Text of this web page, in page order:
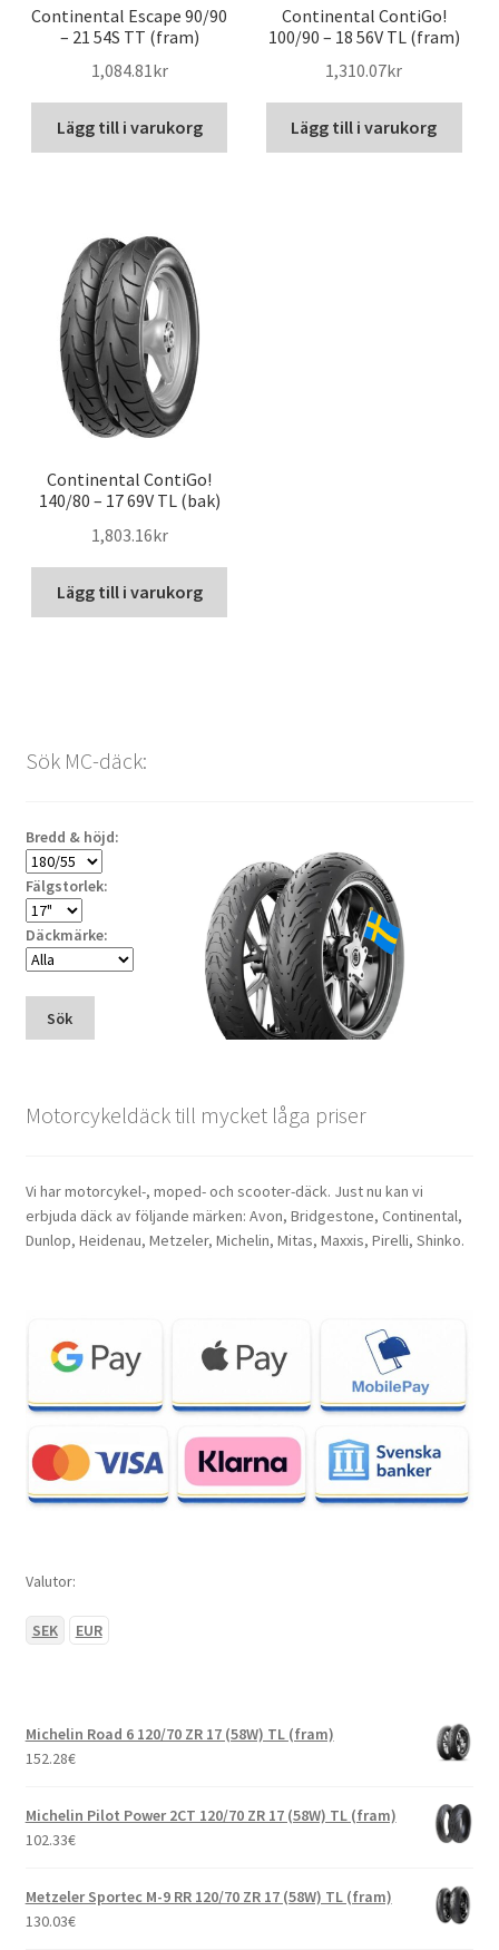
Continental Escape 90/90
– 21 54S TT (fram)
1,084.81kr
Lägg till i varukorg
Continental ContiGo!
100/90 – 18 56V TL (fram)
1,310.07kr
Lägg till i varukorg
Continental ContiGo!
140/80 – 17 69V TL (bak)
1,803.16kr
Lägg till i varukorg
Sök MC-däck:
Bredd & höjd:
Fälgstorlek:
Däckmärke:
Sök
Motorcykeldäck till mycket låga priser
Vi har motorcykel-, moped- och scooter-däck. Just nu kan vi
erbjuda däck av följande märken: Avon, Bridgestone, Continental,
Dunlop, Heidenau, Metzeler, Michelin, Mitas, Maxxis, Pirelli, Shinko.
Valutor:
SEK EUR
Michelin Road 6 120/70 ZR 17 (58W) TL (fram)
152.28€
Michelin Pilot Power 2CT 120/70 ZR 17 (58W) TL (fram)
102.33€
Metzeler Sportec M-9 RR 120/70 ZR 17 (58W) TL (fram)
130.03€